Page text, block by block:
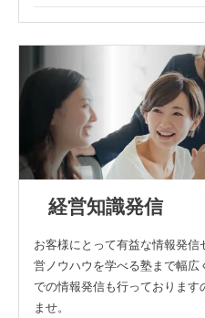
経営知識発信
お客様にとって有益な情報発
営ノウハウを学べる塾まで幅
での情報発信も行っておりま
ませ。